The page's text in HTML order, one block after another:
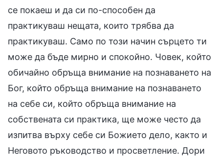
се покаеш и да си по-способен да
практикуваш нещата, които трябва да
практикуваш. Само по този начин сърцето ти
може да бъде мирно и спокойно. Човек, който
обичайно обръща внимание на познаването на
Бог, който обръща внимание на познаването
на себе си, който обръща внимание на
собствената си практика, ще може често да
изпитва върху себе си Божието дело, както и
Неговото ръководство и просветление. Дори